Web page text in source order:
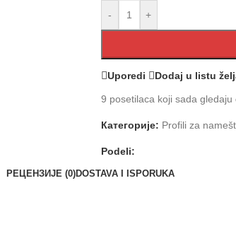
- +
Uporedi Dodaj u listu
9 posetilaca koji sada gledaju
Категорије: Profili za
Podeli:
РЕЦЕНЗИЈЕ (0)DOSTAVA I ISPORUKA